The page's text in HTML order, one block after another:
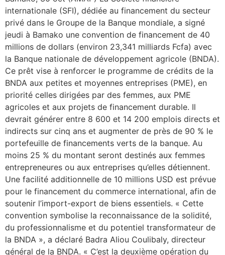
internationale (SFI), dédiée au financement du secteur
privé dans le Groupe de la Banque mondiale, a signé
jeudi à Bamako une convention de financement de 40
millions de dollars (environ 23,341 milliards Fcfa) avec
la Banque nationale de développement agricole (BNDA).
Ce prêt vise à renforcer le programme de crédits de la
BNDA aux petites et moyennes entreprises (PME), en
priorité celles dirigées par des femmes, aux PME
agricoles et aux projets de financement durable. Il
devrait générer entre 8 600 et 14 200 emplois directs et
indirects sur cinq ans et augmenter de près de 90 % le
portefeuille de financements verts de la banque. Au
moins 25 % du montant seront destinés aux femmes
entrepreneures ou aux entreprises qu’elles détiennent.
Une facilité additionnelle de 10 millions USD est prévue
pour le financement du commerce international, afin de
soutenir l’import-export de biens essentiels. « Cette
convention symbolise la reconnaissance de la solidité,
du professionnalisme et du potentiel transformateur de
la BNDA », a déclaré Badra Aliou Coulibaly, directeur
général de la BNDA. « C’est la deuxième opération du